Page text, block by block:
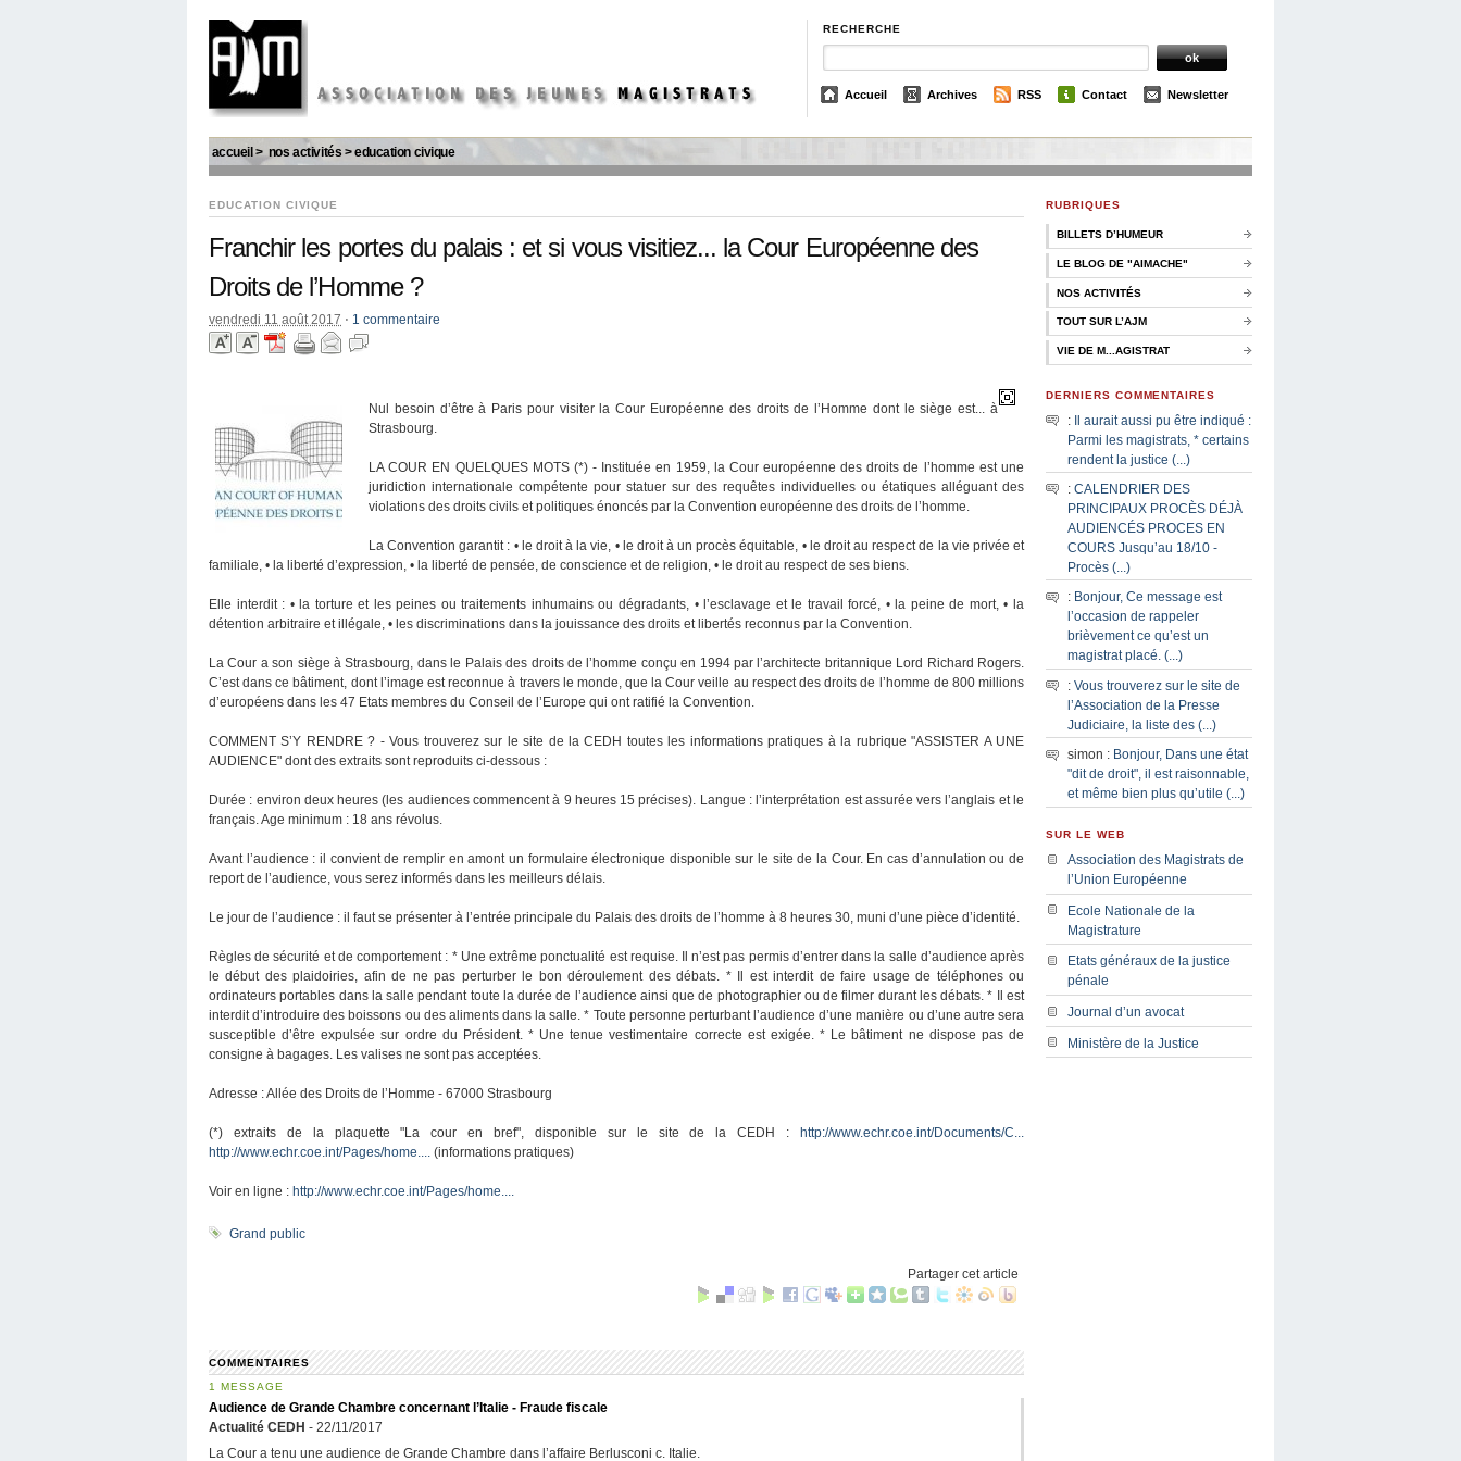
RECHERCHE
Accueil Archives RSS Contact Newsletter
accueil > nos activités >education civique
EDUCATION CIVIQUE
Franchir les portes du palais : et si vous visitiez... la Cour Européenne des
Droits de l’Homme ?
vendredi 11 août 2017 ⋅ 1 commentaire
Nul besoin d’être à Paris pour visiter la Cour Européenne des droits de l’Homme dont le siège est... à
Strasbourg.
LA COUR EN QUELQUES MOTS (*) - Instituée en 1959, la Cour européenne des droits de l’homme est une
juridiction internationale compétente pour statuer sur des requêtes individuelles ou étatiques alléguant des
violations des droits civils et politiques énoncés par la Convention européenne des droits de l’homme.
La Convention garantit : • le droit à la vie, • le droit à un procès équitable, • le droit au respect de la vie privée et
familiale, • la liberté d’expression, • la liberté de pensée, de conscience et de religion, • le droit au respect de ses biens.
Elle interdit : • la torture et les peines ou traitements inhumains ou dégradants, • l’esclavage et le travail forcé, • la peine de mort, • la
détention arbitraire et illégale, • les discriminations dans la jouissance des droits et libertés reconnus par la Convention.
La Cour a son siège à Strasbourg, dans le Palais des droits de l’homme conçu en 1994 par l’architecte britannique Lord Richard Rogers.
C’est dans ce bâtiment, dont l’image est reconnue à travers le monde, que la Cour veille au respect des droits de l’homme de 800 millions
d’européens dans les 47 Etats membres du Conseil de l’Europe qui ont ratifié la Convention.
COMMENT S’Y RENDRE ? - Vous trouverez sur le site de la CEDH toutes les informations pratiques à la rubrique "ASSISTER A UNE
AUDIENCE" dont des extraits sont reproduits ci-dessous :
Durée : environ deux heures (les audiences commencent à 9 heures 15 précises). Langue : l’interprétation est assurée vers l’anglais et le
français. Age minimum : 18 ans révolus.
Avant l’audience : il convient de remplir en amont un formulaire électronique disponible sur le site de la Cour. En cas d’annulation ou de
report de l’audience, vous serez informés dans les meilleurs délais.
Le jour de l’audience : il faut se présenter à l’entrée principale du Palais des droits de l’homme à 8 heures 30, muni d’une pièce d’identité.
Règles de sécurité et de comportement : * Une extrême ponctualité est requise. Il n’est pas permis d’entrer dans la salle d’audience après
le début des plaidoiries, afin de ne pas perturber le bon déroulement des débats. * Il est interdit de faire usage de téléphones ou
ordinateurs portables dans la salle pendant toute la durée de l’audience ainsi que de photographier ou de filmer durant les débats. * Il est
interdit d’introduire des boissons ou des aliments dans la salle. * Toute personne perturbant l’audience d’une manière ou d’une autre sera
susceptible d’être expulsée sur ordre du Président. * Une tenue vestimentaire correcte est exigée. * Le bâtiment ne dispose pas de
consigne à bagages. Les valises ne sont pas acceptées.
Adresse : Allée des Droits de l’Homme - 67000 Strasbourg
(*) extraits de la plaquette "La cour en bref", disponible sur le site de la CEDH : http://www.echr.coe.int/Documents/C...
http://www.echr.coe.int/Pages/home.... (informations pratiques)
Voir en ligne : http://www.echr.coe.int/Pages/home....
Grand public
Partager cet article
COMMENTAIRES
1 MESSAGE
Audience de Grande Chambre concernant l’Italie - Fraude fiscale
Actualité CEDH - 22/11/2017
La Cour a tenu une audience de Grande Chambre dans l’affaire Berlusconi c. Italie.
RUBRIQUES
BILLETS D’HUMEUR
LE BLOG DE "AIMACHE"
NOS ACTIVITÉS
TOUT SUR L’AJM
VIE DE M...AGISTRAT
DERNIERS COMMENTAIRES
: Il aurait aussi pu être indiqué :
Parmi les magistrats, * certains
rendent la justice (...)
: CALENDRIER DES
PRINCIPAUX PROCÈS DÉJÀ
AUDIENCÉS PROCES EN
COURS Jusqu’au 18/10 -
Procès (...)
: Bonjour, Ce message est
l’occasion de rappeler
brièvement ce qu’est un
magistrat placé. (...)
: Vous trouverez sur le site de
l’Association de la Presse
Judiciaire, la liste des (...)
simon : Bonjour, Dans une état
"dit de droit", il est raisonnable,
et même bien plus qu’utile (...)
SUR LE WEB
Association des Magistrats de
l’Union Européenne
Ecole Nationale de la
Magistrature
Etats généraux de la justice
pénale
Journal d’un avocat
Ministère de la Justice